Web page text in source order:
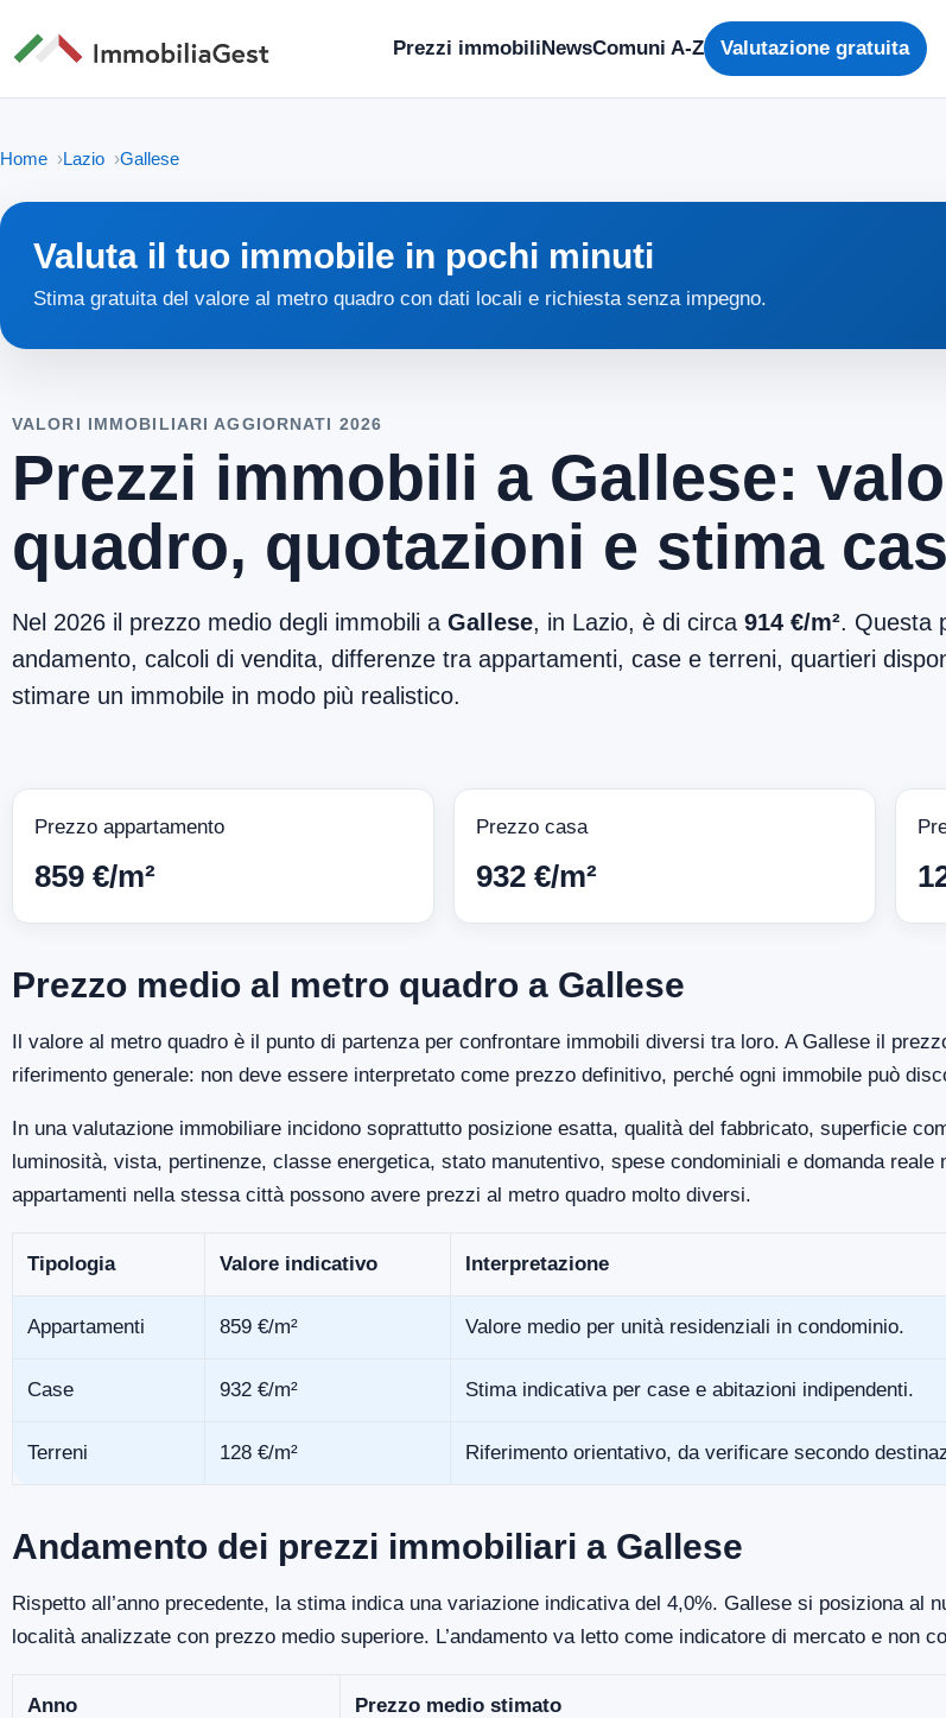
Prezzi immobiliNewsComuni A-Z Valutazione gratuita
Home Lazio Gallese
Valuta il tuo immobile in pochi minuti
Stima gratuita del valore al metro quadro con dati locali e richiesta senza impegno.
VALORI IMMOBILIARI AGGIORNATI 2026
Prezzi immobili a Gallese:
quadro, quotazioni e stima
Nel 2026 il prezzo medio degli immobili a Gallese, in Lazio, è di circa 914 €/m². Questa
andamento, calcoli di vendita, differenze tra appartamenti, case e terreni, quartieri
stimare un immobile in modo più realistico.
Prezzo appartamento
859 €/m²
Prezzo casa
932 €/m²
Prezzo medio al metro quadro a Gallese
Il valore al metro quadro è il punto di partenza per confrontare immobili diversi tra loro. A Gallese il
riferimento generale: non deve essere interpretato come prezzo definitivo, perché ogni immobile può
In una valutazione immobiliare incidono soprattutto posizione esatta, qualità del fabbricato, superficie
luminosità, vista, pertinenze, classe energetica, stato manutentivo, spese condominiali e domanda reale
appartamenti nella stessa città possono avere prezzi al metro quadro molto diversi.
Tipologia Valore indicativo Interpretazione
Appartamenti 859 €/m² Valore medio per unità residenziali in condominio.
Case 932 €/m² Stima indicativa per case e abitazioni indipendenti.
Terreni 128 €/m² Riferimento orientativo, da verificare secondo
Andamento dei prezzi immobiliari a Gallese
Rispetto all’anno precedente, la stima indica una variazione indicativa del 4,0%. Gallese si posiziona al
località analizzate con prezzo medio superiore. L’andamento va letto come indicatore di mercato e non
Anno Prezzo medio stimato